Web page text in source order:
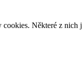
Některé z